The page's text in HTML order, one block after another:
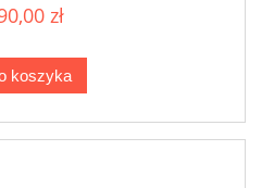
zł
koszyka